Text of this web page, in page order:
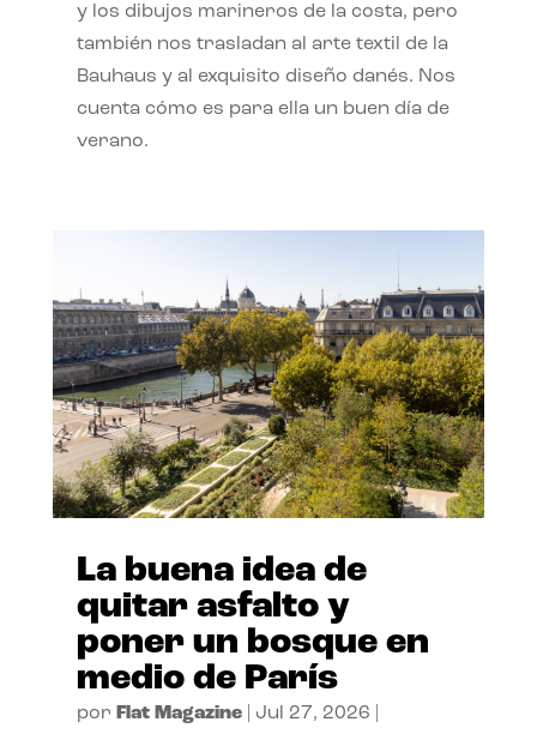
y los dibujos marineros de la costa, pero
también nos trasladan al arte textil de la
Bauhaus y al exquisito diseño danés. Nos
cuenta cómo es para ella un buen día de
verano.
La buena idea de
quitar asfalto y
poner un bosque en
medio de París
por Flat Magazine| Jul 27, 2026